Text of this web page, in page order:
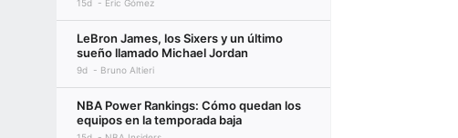
15d Eric Gómez
LeBron James, los Sixers y un último
sueño llamado Michael Jordan
9d Bruno Altieri
NBA Power Rankings: Cómo quedan los
equipos en la temporada baja